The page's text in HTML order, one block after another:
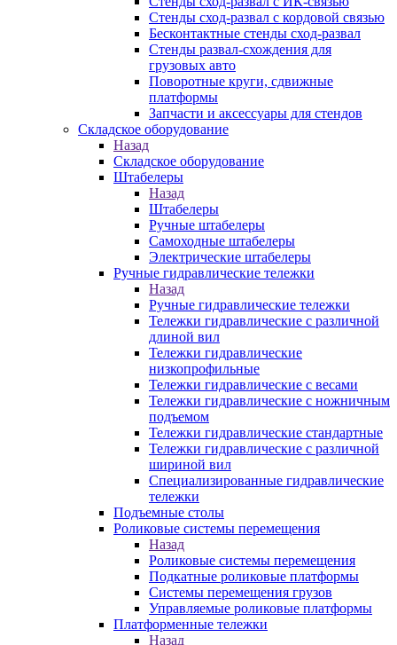
Стенды сход-развал с кордовой связью
Бесконтактные стенды сход-развал
Стенды развал-схождения для
грузовых авто
Поворотные круги, сдвижные
платформы
Запчасти и аксессуары для стендов
Складское оборудование
Назад
Складское оборудование
Штабелеры
Назад
Штабелеры
Ручные штабелеры
Самоходные штабелеры
Электрические штабелеры
Ручные гидравлические тележки
Назад
Ручные гидравлические тележки
Тележки гидравлические с различной
длиной вил
Тележки гидравлические
низкопрофильные
Тележки гидравлические с весами
Тележки гидравлические с ножничным
подъемом
Тележки гидравлические стандартные
Тележки гидравлические с различной
шириной вил
Специализированные гидравлические
тележки
Подъемные столы
Роликовые системы перемещения
Назад
Роликовые системы перемещения
Подкатные роликовые платформы
Системы перемещения грузов
Управляемые роликовые платформы
Платформенные тележки
Назад